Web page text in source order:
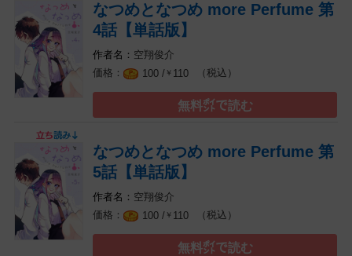
なつめとなつめ more Perfume 第
4話【単話版】
空翔俊介
100 /￥ 110 （税込）
無料㌽で読む
なつめとなつめ more Perfume 第
5話【単話版】
空翔俊介
100 /￥ 110 （税込）
無料㌽で読む